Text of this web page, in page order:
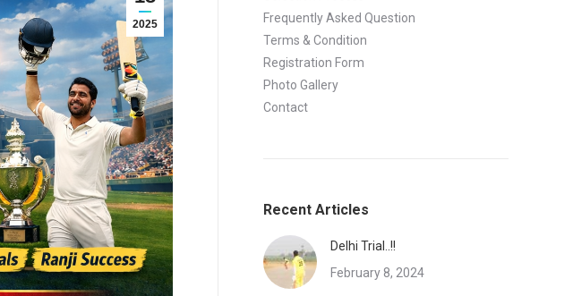
2025
Frequently Asked Question
Terms & Condition
Registration Form
Photo Gallery
Contact
Recent Articles
Delhi Trial..!!
February 8, 2024